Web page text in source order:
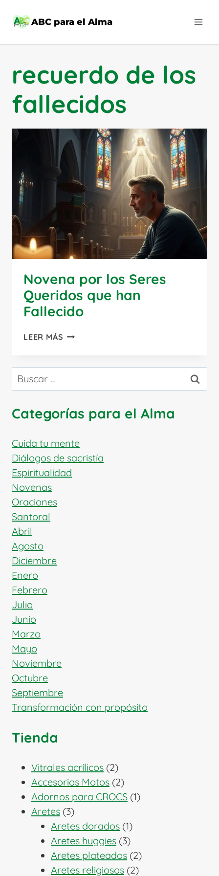
ABC para el Alma
recuerdo de los
fallecidos
Novena por los Seres
Queridos que han
Fallecido
LEER MÁS NOVENA
SERES
QUE
FALLECIDO
Buscar:
Categorías para el Alma
Cuida tu mente
Diálogos de sacristía
Espiritualidad
Novenas
Oraciones
Santoral
Abril
Agosto
Diciembre
Enero
Febrero
Julio
Junio
Marzo
Mayo
Noviembre
Octubre
Septiembre
Transformación con propósito
Tienda
Vitrales acrílicos 22
productos
Accesorios Motos 22
productos
Adornos para CROCS 11
Aretes 33
productos
Aretes dorados 11
producto
Aretes huggies 33
productos
Aretes plateados 22
productos
Aretes religiosos 22